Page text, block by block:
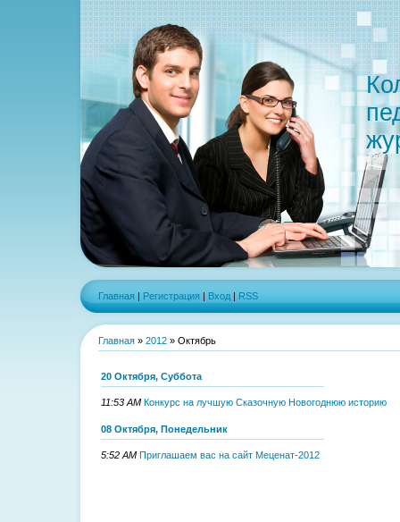
Главная | Регистрация | Вход | RSS
Главная » 2012 » Октябрь
20 Октября, Суббота
11:53 AM Конкурс на лучшую Сказочную Новогоднюю историю
08 Октября, Понедельник
5:52 AM Приглашаем вас на сайт Меценат-2012